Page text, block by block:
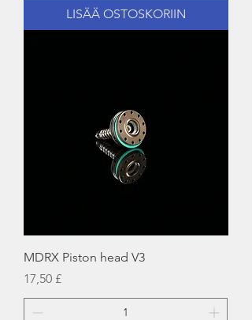
LISÄÄ OSTOSKORIIN
MDRX Piston head V3
Hinta
17,50 £